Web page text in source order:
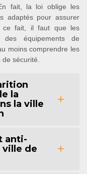
fait, la loi oblige les
adaptés pour assurer
ce fait, il faut que les
équipements de
moins comprendre les
sécurité.
la
la ville
anti-
ville de